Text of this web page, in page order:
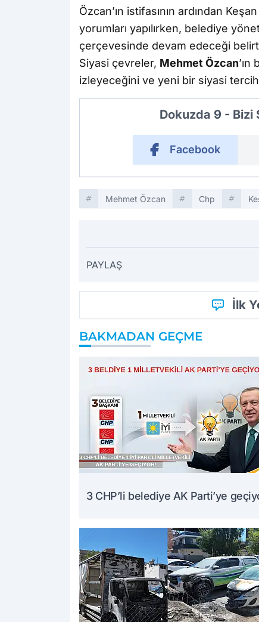
Özcan’ın istifasının ardından
yorumları yapılırken, belediye
çerçevesinde devam edeceği
Siyasi çevreler, Mehmet Özcan
izleyeceğini ve yeni bir siyasi tercih
Dokuzda 9 - Bizi
Facebook
Mehmet Özcan Chp
PAYLAŞ
İlk
BAKMADAN GEÇME
3 CHP’li belediye AK Parti’ye